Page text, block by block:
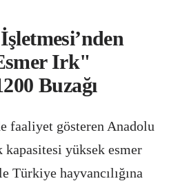
Irk"
Buzağı
faaliyet gösteren Anadolu
yüksek esmer
Türkiye hayvancılığına